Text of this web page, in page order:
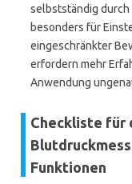
selbstständig durch
besonders für
eingeschränkter
erfordern mehr
Anwendung
Checkliste für
Funktionen